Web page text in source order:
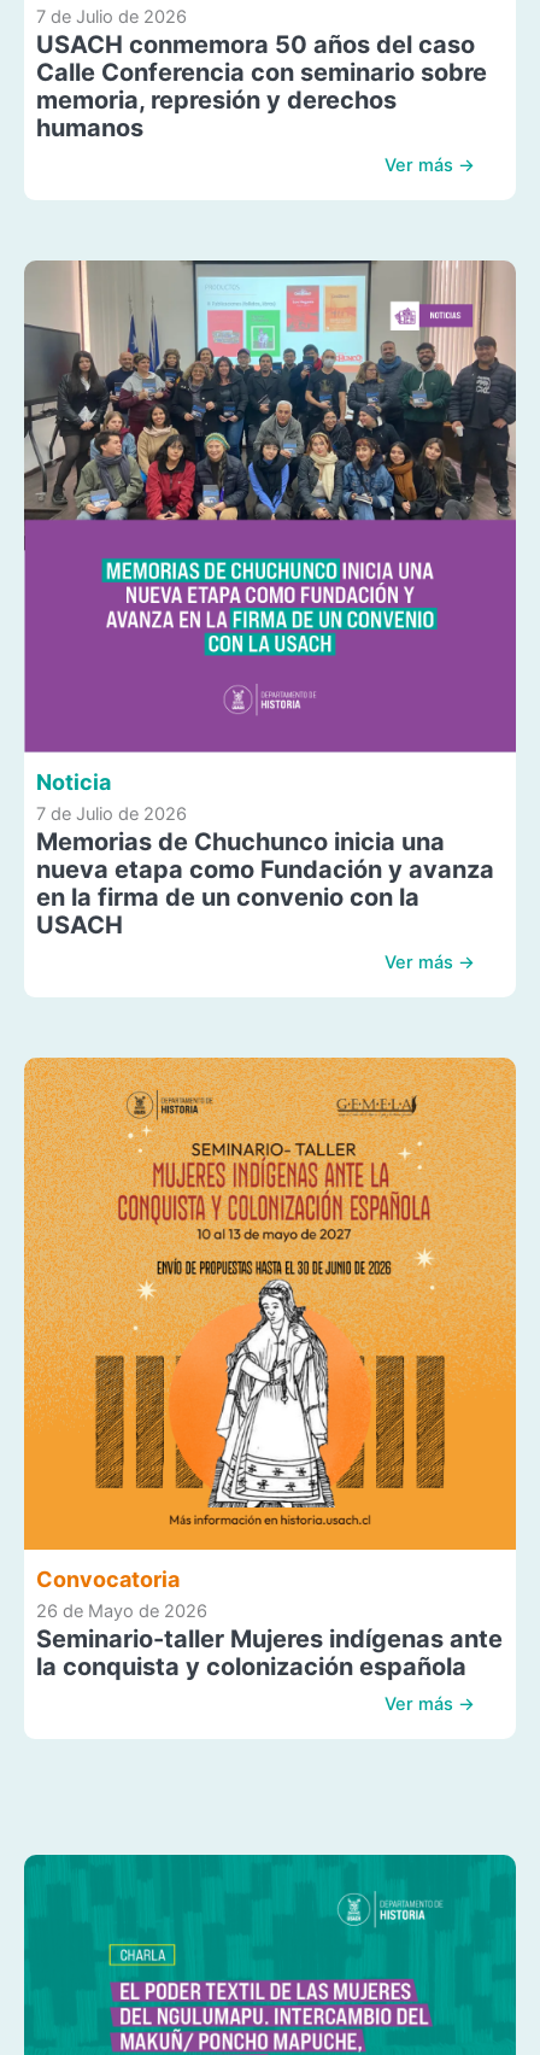
7 de Julio de 2026
USACH conmemora 50 años del caso
Calle Conferencia con seminario sobre
memoria, represión y derechos
humanos
Ver más →
Noticia
7 de Julio de 2026
Memorias de Chuchunco inicia una
nueva etapa como Fundación y avanza
en la firma de un convenio con la
USACH
Ver más →
Convocatoria
26 de Mayo de 2026
Seminario-taller Mujeres indígenas ante
la conquista y colonización española
Ver más →